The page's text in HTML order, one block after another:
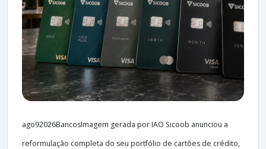
ago92026BancosImagem gerada por IAO Sicoob anunciou a
reformulação completa do seu portfólio de cartões de crédito,